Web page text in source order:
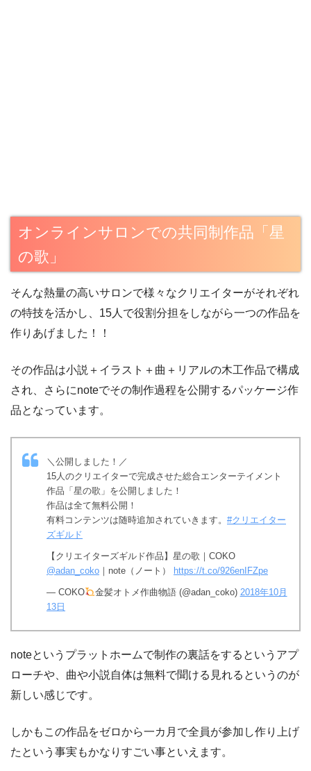
オンラインサロンでの共同制作品「星
の歌」
そんな熱量の高いサロンで様々なクリエイターがそれぞれ
の特技を活かし、15人で役割分担をしながら一つの作品を
作りあげました！！
その作品は小説＋イラスト＋曲＋リアルの木工作品で構成
され、さらにnoteでその制作過程を公開するパッケージ作
品となっています。
＼公開しました！／
15人のクリエイターで完成させた総合エンターテイメント
作品「星の歌」を公開しました！
作品は全て無料公開！
有料コンテンツは随時追加されていきます。 #クリエイター
ズギルド
【クリエイターズギルド作品】星の歌｜COKO
@adan_coko ｜note（ノート） https://t.co/926enIFZpe
— COKO 金髪オトメ作曲物語 (@adan_coko) 2018年10月
13日
noteというプラットホームで制作の裏話をするというアプ
ローチや、曲や小説自体は無料で聞ける見れるというのが
新しい感じです。
しかもこの作品をゼロから一カ月で全員が参加し作り上げ
たという事実もかなりすごい事といえます。